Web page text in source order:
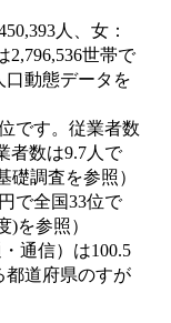
人、女：
2,796,536世帯で
口動態データを
です。従業者数
者数は9.7人で
礎調査を参照）
で全国33位で
を参照）
通信）は100.5
都道府県のすが